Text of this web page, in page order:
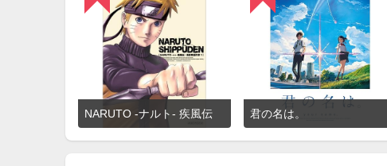
NARUTO -ナルト- 疾風伝 君の名は。